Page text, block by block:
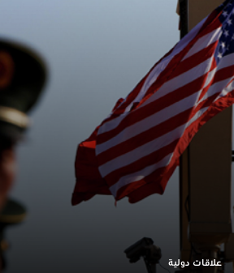
علاقات دولية